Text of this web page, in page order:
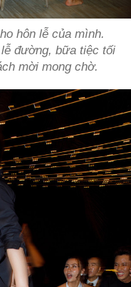
hôn lễ của mình.
đường, bữa tiệc tối
mời mong chờ.